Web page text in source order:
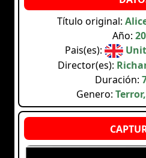
Título original:
Año:
Pais(es):
Director(es):
Duración:
Genero: